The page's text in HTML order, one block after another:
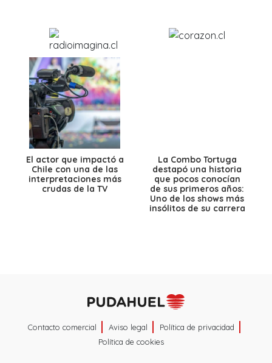
El actor que impactó a
Chile con una de las
interpretaciones más
crudas de la TV
La Combo Tortuga
destapó una historia
que pocos conocían
de sus primeros años:
Uno de los shows más
insólitos de su carrera
Contacto comercial Aviso legal
Política de privacidad
Política de cookies